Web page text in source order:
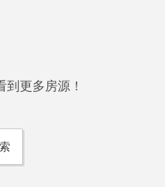
更多房源！